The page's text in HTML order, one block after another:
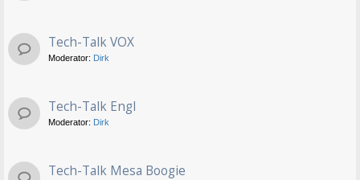
Tech-Talk VOX
Moderator: Dirk
Tech-Talk Engl
Moderator: Dirk
Tech-Talk Mesa Boogie